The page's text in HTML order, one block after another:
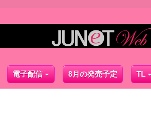
電子配信 8月の発売予定 TL